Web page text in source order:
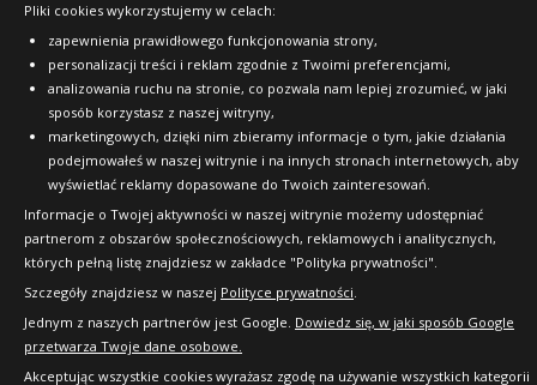
Pliki cookies wykorzystujemy w celach:
zapewnienia prawidłowego funkcjonowania strony,
personalizacji treści i reklam zgodnie z Twoimi preferencjami,
analizowania ruchu na stronie, co pozwala nam lepiej zrozumieć, w jaki
sposób korzystasz z naszej witryny,
marketingowych, dzięki nim zbieramy informacje o tym, jakie działania
podejmowałeś w naszej witrynie i na innych stronach internetowych, aby
wyświetlać reklamy dopasowane do Twoich zainteresowań.
Informacje o Twojej aktywności w naszej witrynie możemy udostępniać
partnerom z obszarów społecznościowych, reklamowych i analitycznych,
których pełną listę znajdziesz w zakładce "Polityka prywatności".
Szczegóły znajdziesz w naszej Polityce prywatności.
Jednym z naszych partnerów jest Google. Dowiedz się, w jaki sposób Google
przetwarza Twoje dane osobowe.
Akceptując wszystkie cookies wyrażasz zgodę na używanie wszystkich kategorii